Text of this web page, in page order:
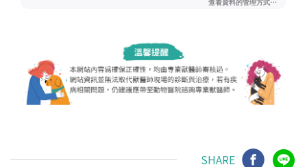
SHARE